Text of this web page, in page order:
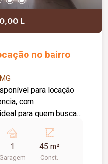
L
no bairro
para locação
com
para quem busca
O imóvel é
cozinha, 02
vaga de garagem,
1
Garagem
45 m²
Const.